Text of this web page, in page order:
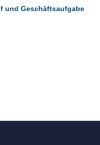
und Geschäftsaufgabe